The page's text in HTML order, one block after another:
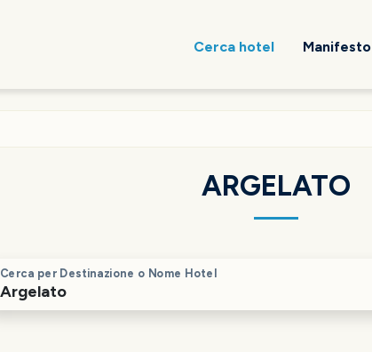
Cerca hotel Manifesto
ARGELATO
Cerca per Destinazione o Nome Hotel